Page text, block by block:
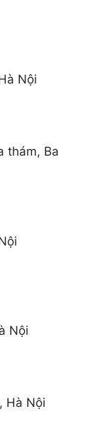
Nội
thám, Ba
Nội
Hà Nội